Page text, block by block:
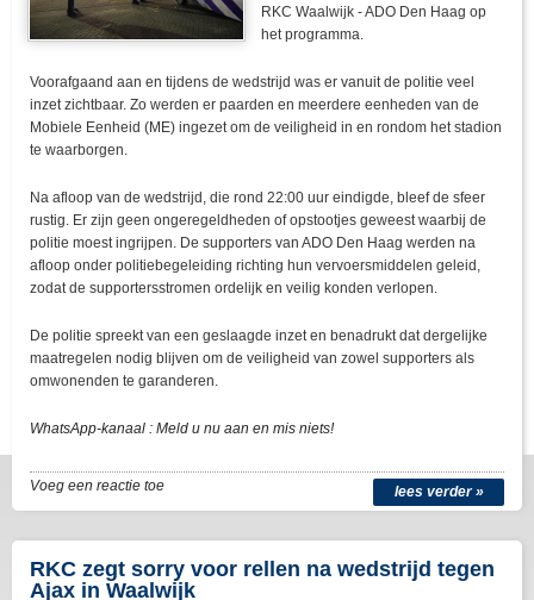
RKC Waalwijk - ADO Den Haag op
het programma.
Voorafgaand aan en tijdens de wedstrijd was er vanuit de politie veel
inzet zichtbaar. Zo werden er paarden en meerdere eenheden van de
Mobiele Eenheid (ME) ingezet om de veiligheid in en rondom het stadion
te waarborgen.
Na afloop van de wedstrijd, die rond 22:00 uur eindigde, bleef de sfeer
rustig. Er zijn geen ongeregeldheden of opstootjes geweest waarbij de
politie moest ingrijpen. De supporters van ADO Den Haag werden na
afloop onder politiebegeleiding richting hun vervoersmiddelen geleid,
zodat de supportersstromen ordelijk en veilig konden verlopen.
De politie spreekt van een geslaagde inzet en benadrukt dat dergelijke
maatregelen nodig blijven om de veiligheid van zowel supporters als
omwonenden te garanderen.
WhatsApp-kanaal : Meld u nu aan en mis niets!
lees verder »
Voeg een reactie toe
RKC zegt sorry voor rellen na wedstrijd tegen
Ajax in Waalwijk